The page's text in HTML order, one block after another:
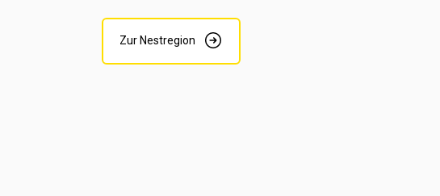
Zur Nestregion